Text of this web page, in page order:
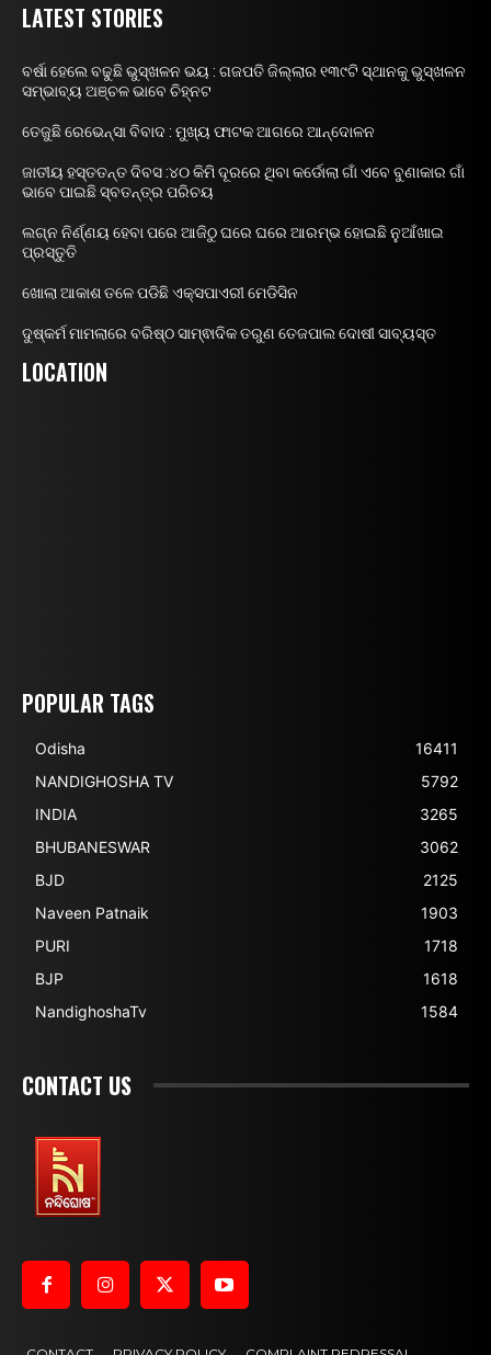
LATEST STORIES
ବର୍ଷା ହେଲେ ବଢୁଛି ଭୁସ୍ଖଳନ ଭୟ : ଗଜପତି ଜିଲ୍ଲାର ୧୩୯ଟି ସ୍ଥାନକୁ ଭୁସ୍ଖଳନ
ସମ୍ଭାବ୍ୟ ଅଞ୍ଚଳ ଭାବେ ଚିହ୍ନଟ
ତେଜୁଛି ରେଭେନ୍ସା ବିବାଦ : ମୁଖ୍ୟ ଫାଟକ ଆଗରେ ଆନ୍ଦୋଳନ
ଜାତୀୟ ହସ୍ତତନ୍ତ ଦିବସ :୪୦ କିମି ଦୂରରେ ଥିବା କର୍ଡୋଲା ଗାଁ ଏବେ ବୁଣାକାର ଗାଁ
ଭାବେ ପାଇଛି ସ୍ବତନ୍ତ୍ର ପରିଚୟ
ଲଗ୍ନ ନିର୍ଣ୍ଣୟ ହେବା ପରେ ଆଜିଠୁ ଘରେ ଘରେ ଆରମ୍ଭ ହୋଇଛି ନୁଆଁଖାଇ
ପ୍ରସ୍ତୁତି
ଖୋଲା ଆକାଶ ତଳେ ପଡିଛି ଏକ୍ସପାଏରୀ ମେଡିସିନ
ଦୁଷ୍କର୍ମ ମାମଲାରେ ବରିଷ୍ଠ ସାମ୍ଵାଦିକ ତରୁଣ ତେଜପାଲ ଦୋଷୀ ସାବ୍ୟସ୍ତ
LOCATION
POPULAR TAGS
Odisha
16411
NANDIGHOSHA TV
5792
INDIA
3265
BHUBANESWAR
3062
BJD
2125
Naveen Patnaik
1903
PURI
1718
BJP
1618
NandighoshaTv
1584
CONTACT US